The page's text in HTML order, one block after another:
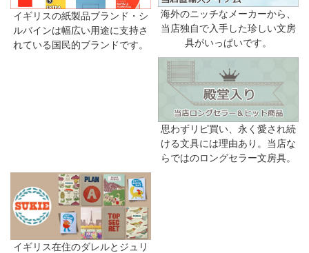
イギリスの紙製品ブランド・シ
ルバインは幅広い用途に支持さ
れている国民的ブランドです。
海外のニッチなメーカーから、
当店独自で入手した珍しい文房
具がいっぱいです。
思わずリピ買い、永く愛され続
ける文具には理由あり。当店な
らではのロングセラー文房具。
イギリス在住のダレルとジュリ